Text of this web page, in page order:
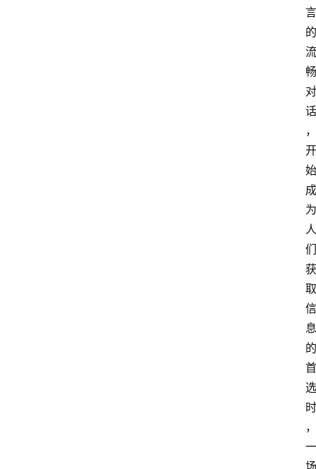
言
的
流
畅
对
话
，
开
始
成
为
人
们
获
取
信
息
的
首
选
时
，
一
场